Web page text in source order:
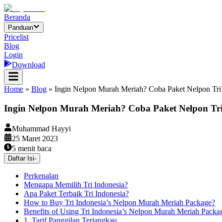
Beranda
Panduan
Pricelist
Blog
Login
Download
Home » Blog » Ingin Nelpon Murah Meriah? Coba Paket Nelpon
Ingin Nelpon Murah Meriah? Coba Paket Nelpon
Muhammad Hayyi
25 Maret 2023
5 menit baca
Daftar Isi-
Perkenalan
Mengapa Memilih Tri Indonesia?
Apa Paket Terbaik Tri Indonesia?
How to Buy Tri Indonesia’s Nelpon Murah Meriah Package?
Benefits of Using Tri Indonesia’s Nelpon Murah Meriah
1. Tarif Panggilan Terjangkau